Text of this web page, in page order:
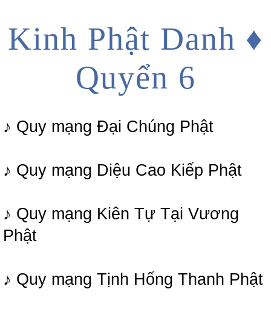
Kinh Phật Danh ♦
Quyển 6
♪ Quy mạng Đại Chúng Phật
♪ Quy mạng Diệu Cao Kiếp Phật
♪ Quy mạng Kiên Tự Tại Vương
Phật
♪ Quy mạng Tịnh Hống Thanh Phật